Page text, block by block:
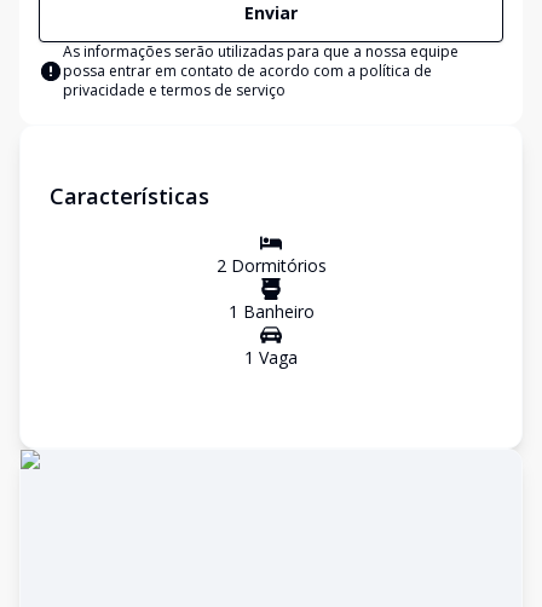
Enviar
As informações serão utilizadas para que a nossa equipe
possa entrar em contato de acordo com a política de
privacidade e termos de serviço
Características
2Dormitórios
1 Banheiro
1 Vaga